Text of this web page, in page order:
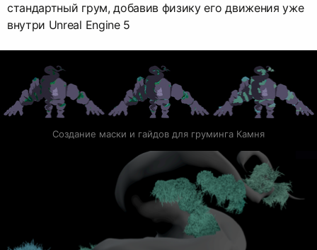
стандартный грум, добавив физику его движения уже
внутри Unreal Engine 5
Создание маски и гайдов для груминга Камня